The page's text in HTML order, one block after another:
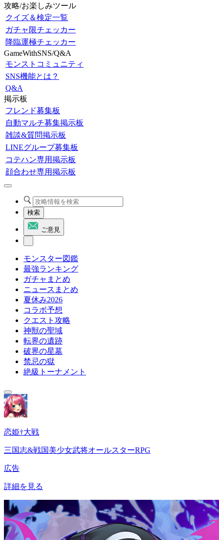
攻略/お楽しみツール
クイズ＆検定一覧
ガチャ限チェッカー
降臨運極チェッカー
GameWithSNS/Q&A
モンストコミュニティ
SNS機能とは？
Q&A
掲示板
フレンド募集板
自動マルチ募集掲示板
雑談&質問掲示板
LINEグループ募集板
コテハン専用掲示板
顔合わせ専用掲示板
検索
ご意見
モンスター図鑑
最強ランキング
ガチャまとめ
ニュースまとめ
夏休み2026
コラボ予想
クエスト攻略
神獣の聖域
転界の遺跡
破界の星墓
禁忌の獄
絶級トーナメント
恋姫†大戦
三国志&戦国美少女武将オールスターRPG
広告
詳細を見る